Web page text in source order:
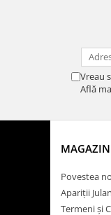
Vreau
Află
Povestea
Apariții
Termeni și